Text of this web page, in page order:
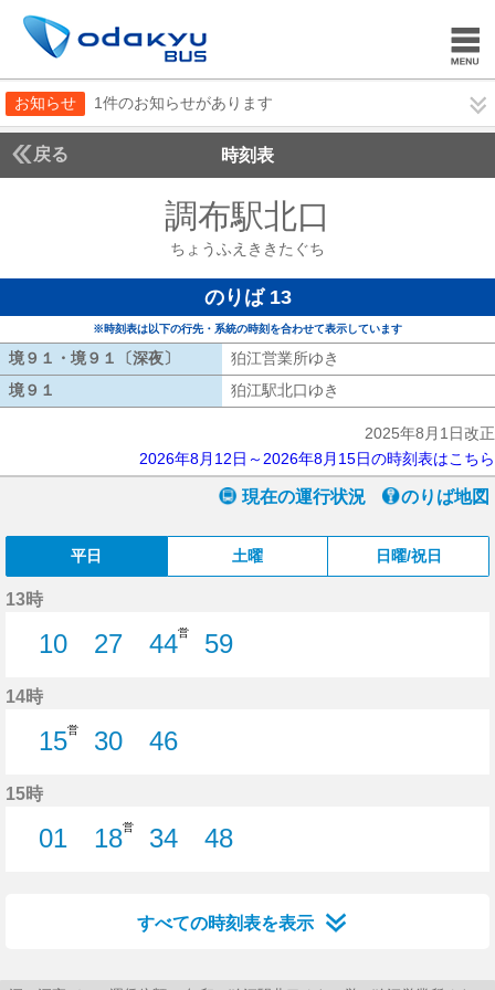
お知らせ 1件のお知らせがあります
戻る 時刻表
調布駅北口
ちょうふえききたぐち
のりば 13
※時刻表は以下の行先・系統の時刻を合わせて表示しています
境９１・境９１〔深夜〕 境９１・境９１〔深夜〕
狛江営業所ゆき
境９１
狛江駅北口ゆき
2025年8月1日改正
2026年8月12日～2026年8月15日の時刻表はこちら
現在の運行状況 のりば地図
平日 土曜 日曜/祝日
13時
10
27
44営
59
14時
15営
30
46
15時
01
18営
34
48
すべての時刻表を表示